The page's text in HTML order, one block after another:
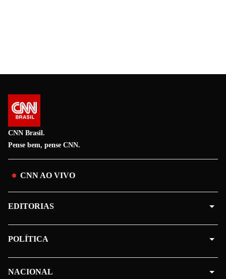
CNN Brasil.
Pense bem, pense CNN.
CNN AO VIVO
EDITORIAS
POLÍTICA
NACIONAL